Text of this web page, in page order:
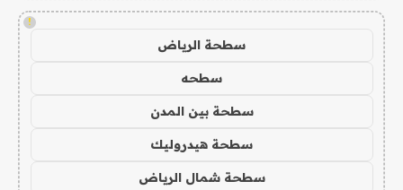
!
سطحة الرياض
سطحه
سطحة بين المدن
سطحة هيدروليك
سطحة شمال الرياض